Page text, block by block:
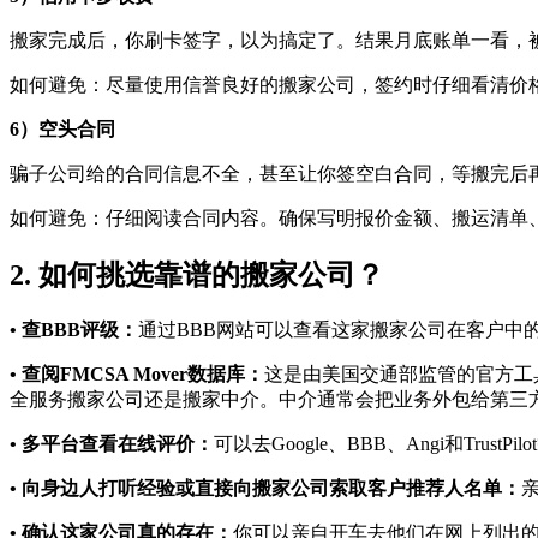
搬家完成后，你刷卡签字，以为搞定了。结果月底账单一看，
如何避免：尽量使用信誉良好的搬家公司，签约时仔细看清
6）空头合同
骗子公司给的合同信息不全，甚至让你签空白合同，等搬完后
如何避免：仔细阅读合同内容。确保写明报价金额、搬运清
2. 如何挑选靠谱的搬家公司？
• 查BBB评级： 通过BBB网站可以查看这家搬家公司在客户中
• 查阅FMCSA Mover数据库： 这是由美国交通部监管的官方
全服务搬家公司还是搬家中介。中介通常会把业务外包给第
• 多平台查看在线评价： 可以去Google、BBB、Angi和
• 向身边人打听经验或直接向搬家公司索取客户推荐人名单：
• 确认这家公司真的存在： 你可以亲自开车去他们在网上列出